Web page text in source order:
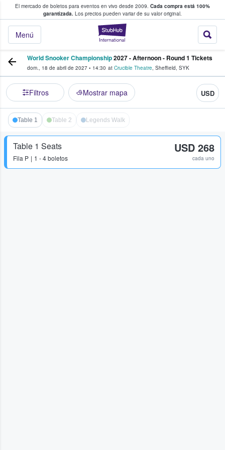
El mercado de boletos para eventos en vivo desde 2009. Cada compra está 100%
garantizada. Los precios pueden variar de su valor original.
StubHub: donde
Menú
fans compran y venden boletos
World Snooker Championship2027 - Afternoon - Round 1 Tickets
dom., 18 de abril de 2027 • 14:30 at Crucible Theatre, Sheffield, SYK
Filtros Mostrar mapa USD
Table 1 Table 2 Legends Walk
Table 1 Seats
Fila P 1 - 4 boletos
USD 268
cada uno